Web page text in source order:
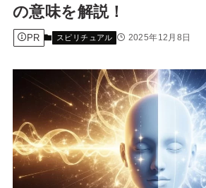
の意味を解説！
PR スピリチュアル 2025年12月8日